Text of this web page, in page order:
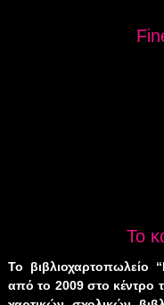
Το
Το βιβλιοχαρτοπωλείο
από το 2009 στο